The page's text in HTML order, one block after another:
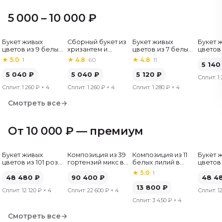
5 000 – 10 000 ₽
Букет живых
цветов из 9 белых
роз, Эквадор, 60
см
★ 5.0· 1
5 040 ₽
Сплит: 1 260 ₽ × 4
Хит
Сборный букет из
хризантем и
альстромерий
★ 4.8· 60
5 040 ₽
Сплит: 1 260 ₽× 4
Букет живых
цветов из 7 белых
хризантем
★4.8·11
5 120 ₽
Сплит:1 280 ₽ × 4
Букет
цветов
5 140
Сплит: 1
Смотреть все→
От 10 000 ₽ — премиум
Букет живых
цветов из 101 розы
см
48 480 ₽
Сплит: 12 120 ₽ × 4
Композиция из 39
гортензий микс в
90 400 ₽
Сплит: 22 600 ₽× 4
Композиция из 11
белых лилий в
шляпной коробке
★5.0·1
13 800 ₽
Сплит:3 450 ₽ × 4
Букет
цветов
см
48
Сплит:
Смотреть все→